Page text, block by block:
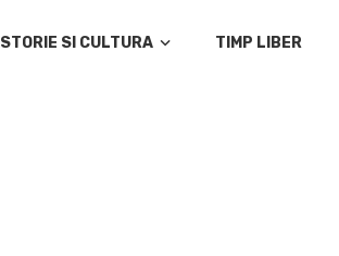
ISTORIE SI CULTURA TIMP LIBER